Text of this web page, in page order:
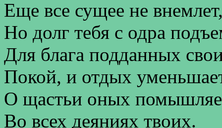
Еще все сущее не
Но долг тебя с одра
Для блага подданных
Покой, и отдых
О щастьи оных
Во всех деяниях твоих.